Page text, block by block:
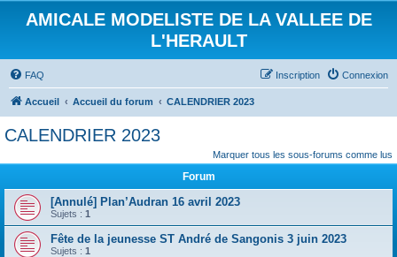
AMICALE MODELISTE DE LA VALLEE DE
L'HERAULT
FAQ Connexion
Inscription
Accueil Accueil du forum CALENDRIER 2023
CALENDRIER 2023
Marquer tous les sous-forums comme lus
Forum
[Annulé] Plan’Audran 16 avril 2023
Sujets : 1
Fête de la jeunesse ST André de Sangonis 3 juin 2023
Sujets : 1